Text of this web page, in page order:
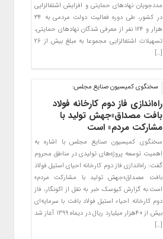
مددجویان نهادهای حمایتی و افزایش اشتغالزایی
در کشور، طی دوره فعالیت دولت مردمی به ۳۴
هزار و ۱۲۴ نفر از معرفی شدگان نهادهای حمایتی،
تسهیلات اشتغالزایی مجموعا به مبلغ بیش از ۲۶
[…]
سخنگوی کمیسیون صنایع مجلس:
راه‌اندازی فاز دوم کارخانه فولاد
بافت مصداق«جهش تولید با
مشارکت مردم» است
سخنگوی کمیسیون صنایع مجلس با اشاره به
اهمیت توسعه پروژه‌های تولیدی در مناطق محروم
گفت: راه‌اندازی فاز دوم کارخانه احیای استیل فولاد
بافت مصداق«جهش تولید با مشارکت مردم»
است.به گزارش کیوسک خبر به نقل از اکونگار، فاز
دوم کارخانه احیاء استیل فولاد بافت با سرمایه‌ای
بیش از ۴۰هزار میلیارد ریال در دیماه ۱۳۹۹ آغاز شد
[…]